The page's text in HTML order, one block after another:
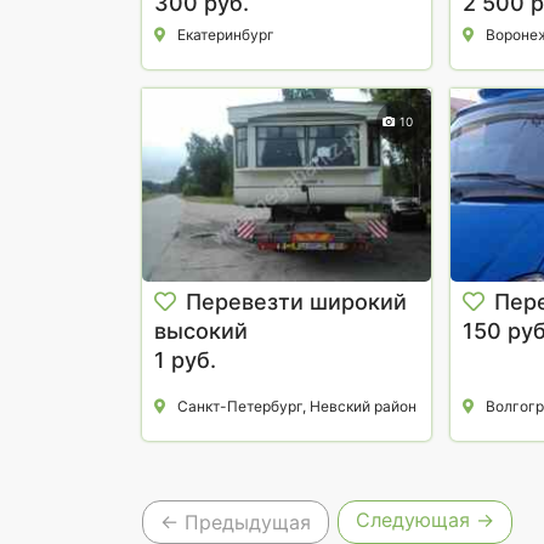
Вещей, Мебели.
Екатеринбург
10
Перевезти широкий
высокий
нестандартный груз
трансформатор
1 руб.
Санкт-Петербург, Невский район
150
← Предыдущая Следующая →